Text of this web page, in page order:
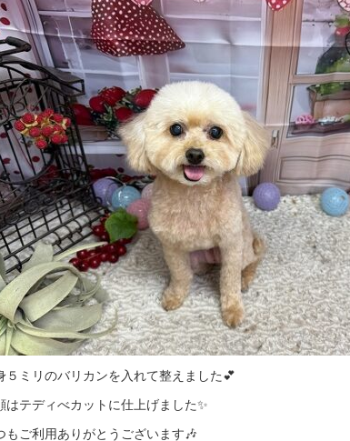
５ミリのバリカンを入れて整えました💕
はテディべカットに仕上げました✨
もご利用ありがとうございます🎶